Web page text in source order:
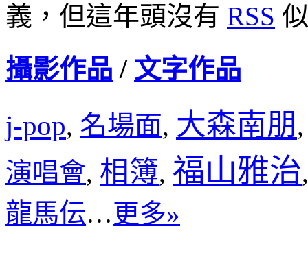
義，但這年頭沒有 RSS
攝影作品 / 文字作品
j-pop, 名場面, 大森南朋
演唱會, 相簿, 福山雅治
龍馬伝…更多»